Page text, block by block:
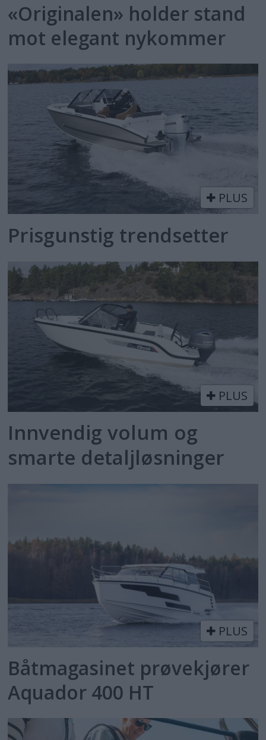
«Originalen» holder stand
mot elegant nykommer
PLUS
Prisgunstig trendsetter
PLUS
Innvendig volum og
smarte detaljløsninger
PLUS
Båtmagasinet prøvekjører
Aquador 400 HT